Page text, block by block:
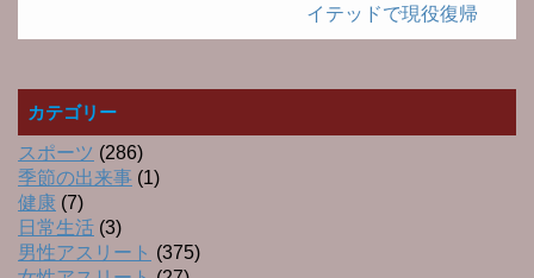
イテッドで現役復帰
カテゴリー
スポーツ (286)
季節の出来事 (1)
健康 (7)
日常生活 (3)
男性アスリート (375)